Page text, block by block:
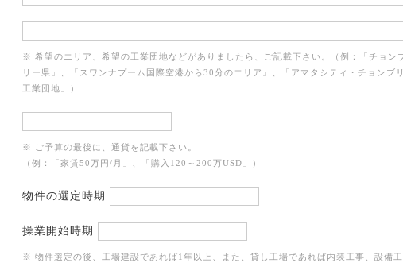
※ 希望のエリア、希望の工業団地などがありましたら、ご記載下さい。（例：「チョン
リー県」、「スワンナプーム国際空港から30分のエリア」、「アマタシティ・チョンブ
工業団地」）
※ ご予算の最後に、通貨を記載下さい。
（例：「家賃50万円/月」、「購入120～200万USD」）
物件の選定時期
操業開始時期
※ 物件選定の後、工場建設であれば1年以上、また、貸し工場であれば内装工事、設備工